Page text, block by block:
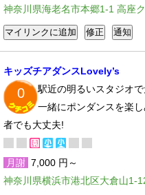
神奈川県海老名市本郷1-1 高座
キッズチアダンスLovely’s
0
駅近の明るいスタジオ
一緒にポンダンスを楽
者でも大丈夫!
月謝 7,000 円～
神奈川県横浜市港北区大倉山1-